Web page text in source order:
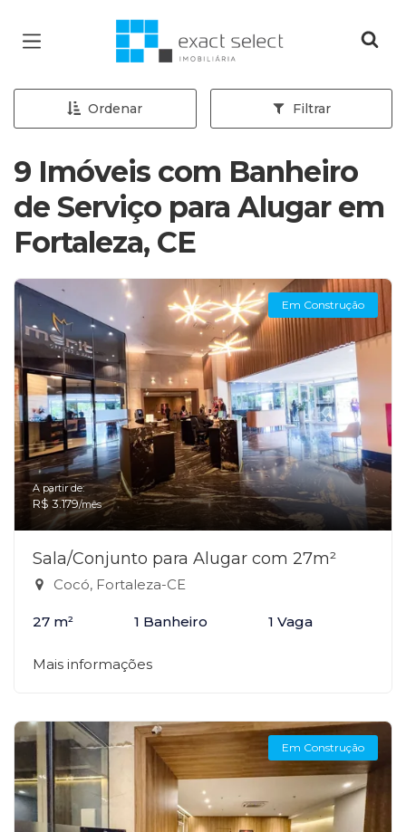
Página inicial
Ordenar Filtrar
9 Imóveis com Banheiro
de Serviço para Alugar em
Fortaleza, CE
Em Construção
A partir de:
R$ 3.179/mês
Sala/Conjunto para Alugar com 27m²
Cocó, Fortaleza-CE
27 m² 1 Banheiro 1 Vaga
Mais informações
Em Construção